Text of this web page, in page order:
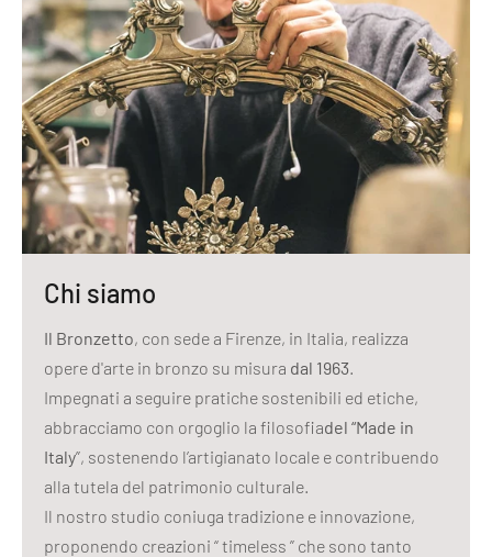
Chi siamo
Il Bronzetto, con sede a Firenze, in Italia, realizza
opere d'arte in bronzo su misura dal 1963.
Impegnati a seguire pratiche sostenibili ed etiche,
abbracciamo con orgoglio la filosofiadel “Made in
Italy”, sostenendo l’artigianato locale e contribuendo
alla tutela del patrimonio culturale.
Il nostro studio coniuga tradizione e innovazione,
proponendo creazioni “ timeless ” che sono tanto